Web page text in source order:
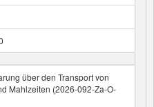
über den Transport von
Mahlzeiten (2026-092-Za-O-